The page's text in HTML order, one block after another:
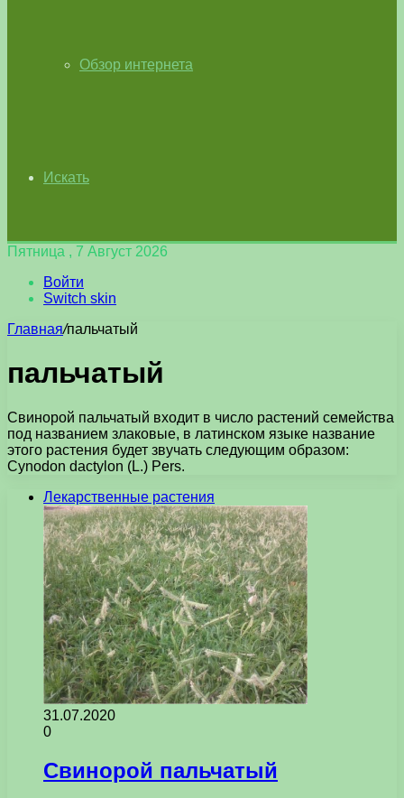
Обзор интернета
Искать
Пятница , 7 Август 2026
Войти
Switch skin
Главная/пальчатый
пальчатый
Свинорой пальчатый входит в число растений семейства
под названием злаковые, в латинском языке название
этого растения будет звучать следующим образом:
Cynodon dactylon (L.) Pers.
Лекарственные растения
31.07.2020
0
Свинорой пальчатый